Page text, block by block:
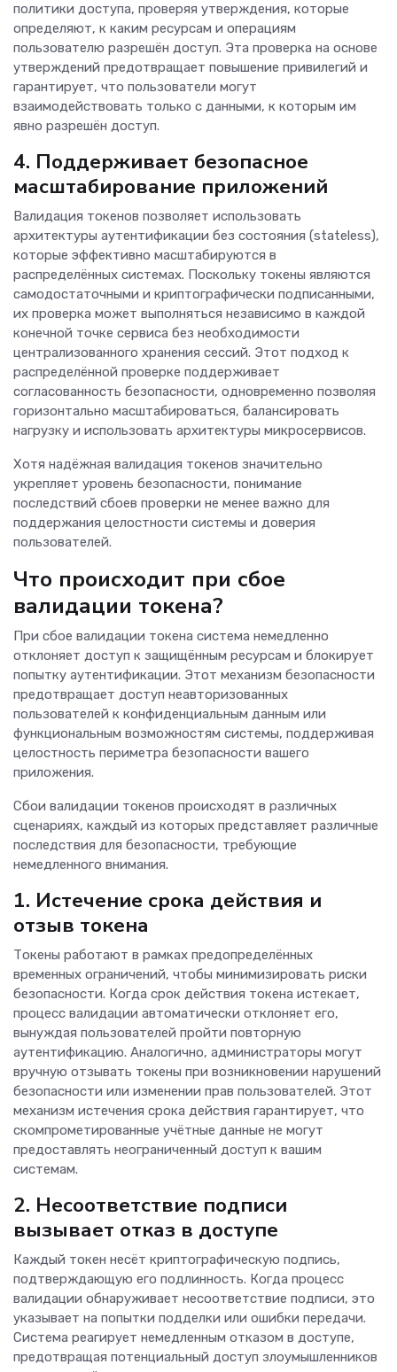
политики доступа, проверяя утверждения, которые
определяют, к каким ресурсам и операциям
пользователю разрешён доступ. Эта проверка на основе
утверждений предотвращает повышение привилегий и
гарантирует, что пользователи могут
взаимодействовать только с данными, к которым им
явно разрешён доступ.
4. Поддерживает безопасное
масштабирование приложений
Валидация токенов позволяет использовать
архитектуры аутентификации без состояния (stateless),
которые эффективно масштабируются в
распределённых системах. Поскольку токены являются
самодостаточными и криптографически подписанными,
их проверка может выполняться независимо в каждой
конечной точке сервиса без необходимости
централизованного хранения сессий. Этот подход к
распределённой проверке поддерживает
согласованность безопасности, одновременно позволяя
горизонтально масштабироваться, балансировать
нагрузку и использовать архитектуры микросервисов.
Хотя надёжная валидация токенов значительно
укрепляет уровень безопасности, понимание
последствий сбоев проверки не менее важно для
поддержания целостности системы и доверия
пользователей.
Что происходит при сбое
валидации токена?
При сбое валидации токена система немедленно
отклоняет доступ к защищённым ресурсам и блокирует
попытку аутентификации. Этот механизм безопасности
предотвращает доступ неавторизованных
пользователей к конфиденциальным данным или
функциональным возможностям системы, поддерживая
целостность периметра безопасности вашего
приложения.
Сбои валидации токенов происходят в различных
сценариях, каждый из которых представляет различные
последствия для безопасности, требующие
немедленного внимания.
1. Истечение срока действия и
отзыв токена
Токены работают в рамках предопределённых
временных ограничений, чтобы минимизировать риски
безопасности. Когда срок действия токена истекает,
процесс валидации автоматически отклоняет его,
вынуждая пользователей пройти повторную
аутентификацию. Аналогично, администраторы могут
вручную отзывать токены при возникновении нарушений
безопасности или изменении прав пользователей. Этот
механизм истечения срока действия гарантирует, что
скомпрометированные учётные данные не могут
предоставлять неограниченный доступ к вашим
системам.
2. Несоответствие подписи
вызывает отказ в доступе
Каждый токен несёт криптографическую подпись,
подтверждающую его подлинность. Когда процесс
валидации обнаруживает несоответствие подписи, это
указывает на попытки подделки или ошибки передачи.
Система реагирует немедленным отказом в доступе,
предотвращая потенциальный доступ злоумышленников